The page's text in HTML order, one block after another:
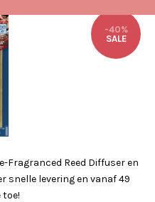
-40%
SALE
Fragranced Reed Diffuser en
snelle levering en vanaf 49